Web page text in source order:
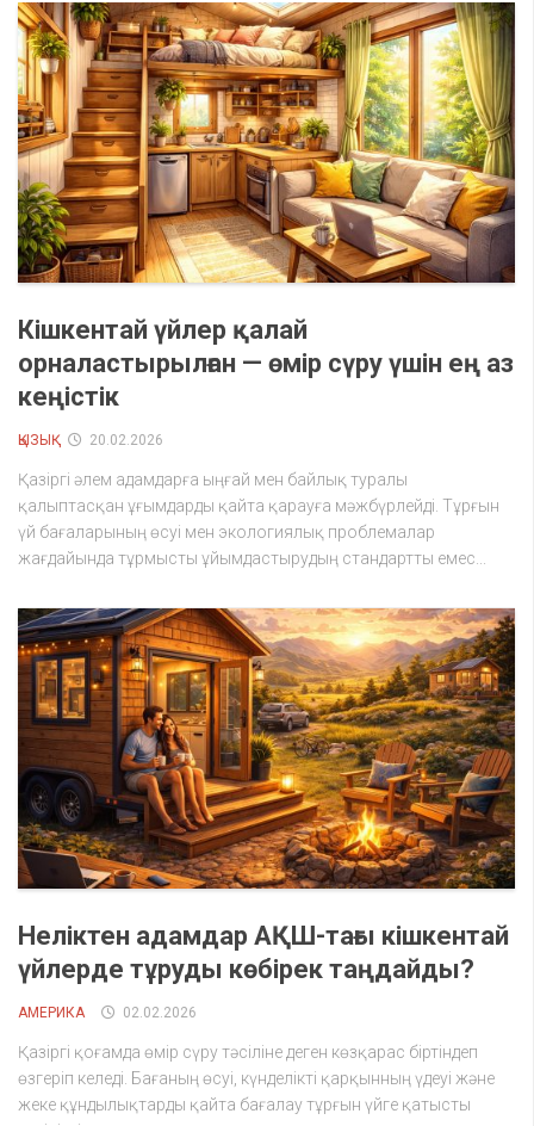
Кішкентай үйлер қалай
орналастырылған — өмір сүру үшін ең аз
кеңістік
ҚЫЗЫҚ 20.02.2026
Қазіргі әлем адамдарға ыңғай мен байлық туралы
қалыптасқан ұғымдарды қайта қарауға мәжбүрлейді. Тұрғын
үй бағаларының өсуі мен экологиялық проблемалар
жағдайында тұрмысты ұйымдастырудың стандартты емес...
Неліктен адамдар АҚШ-тағы кішкентай
үйлерде тұруды көбірек таңдайды?
АМЕРИКА 02.02.2026
Қазіргі қоғамда өмір сүру тәсіліне деген көзқарас біртіндеп
өзгеріп келеді. Бағаның өсуі, күнделікті қарқынның үдеуі және
жеке құндылықтарды қайта бағалау тұрғын үйге қатысты